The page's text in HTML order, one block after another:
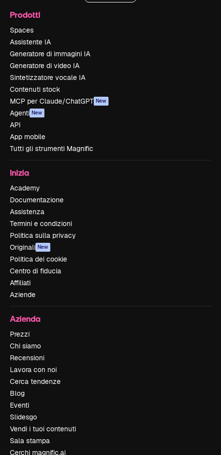
Prodotti
Spaces
Assistente IA
Generatore di immagini IA
Generatore di video IA
Sintetizzatore vocale IA
Contenuti stock
MCP per Claude/ChatGPT New
Agenti New
API
App mobile
Tutti gli strumenti Magnific
Inizia
Academy
Documentazione
Assistenza
Termini e condizioni
Politica sulla privacy
Originali New
Politica dei cookie
Centro di fiducia
Affiliati
Aziende
Azienda
Prezzi
Chi siamo
Recensioni
Lavora con noi
Cerca tendenze
Blog
Eventi
Slidesgo
Vendi i tuoi contenuti
Sala stampa
Cerchi magnific.ai